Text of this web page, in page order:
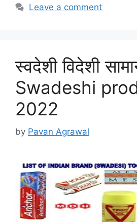
Leave a comment
स्वदेशी विदेशी
Swadeshi
2022
by Pavan Agrawal